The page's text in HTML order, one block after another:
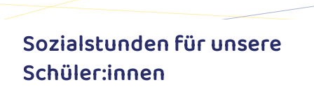
Sozialstunden für unsere
Schüler:innen